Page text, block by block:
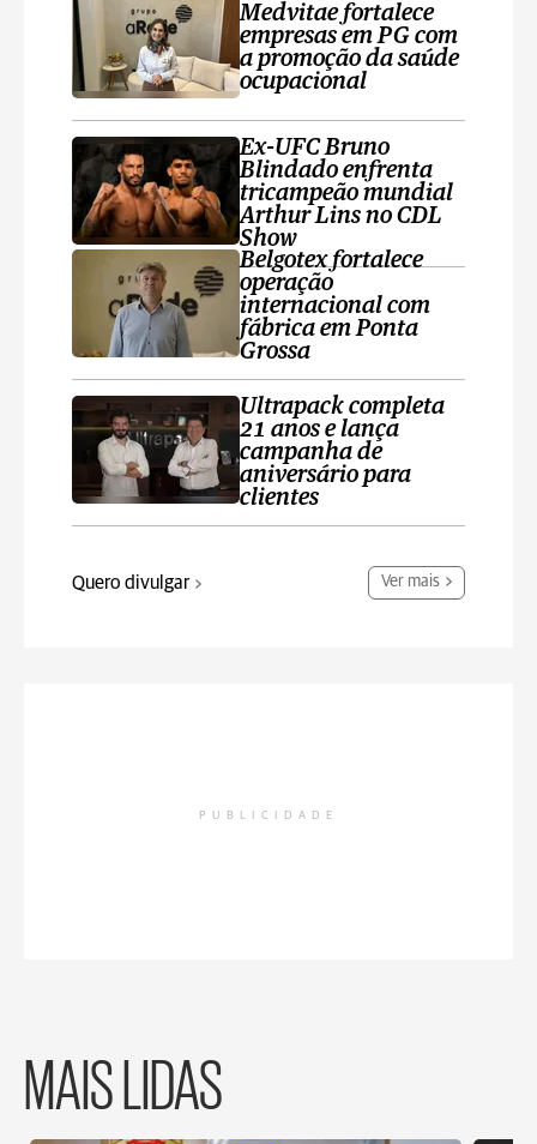
Medvitae fortalece
empresas em PG com
a promoção da saúde
ocupacional
Ex-UFC Bruno
Blindado enfrenta
tricampeão mundial
Arthur Lins no CDL
Show
Belgotex fortalece
operação
internacional com
fábrica em Ponta
Grossa
Ultrapack completa
21 anos e lança
campanha de
aniversário para
clientes
Quero divulgar Ver mais
PUBLICIDADE
MAIS LIDAS